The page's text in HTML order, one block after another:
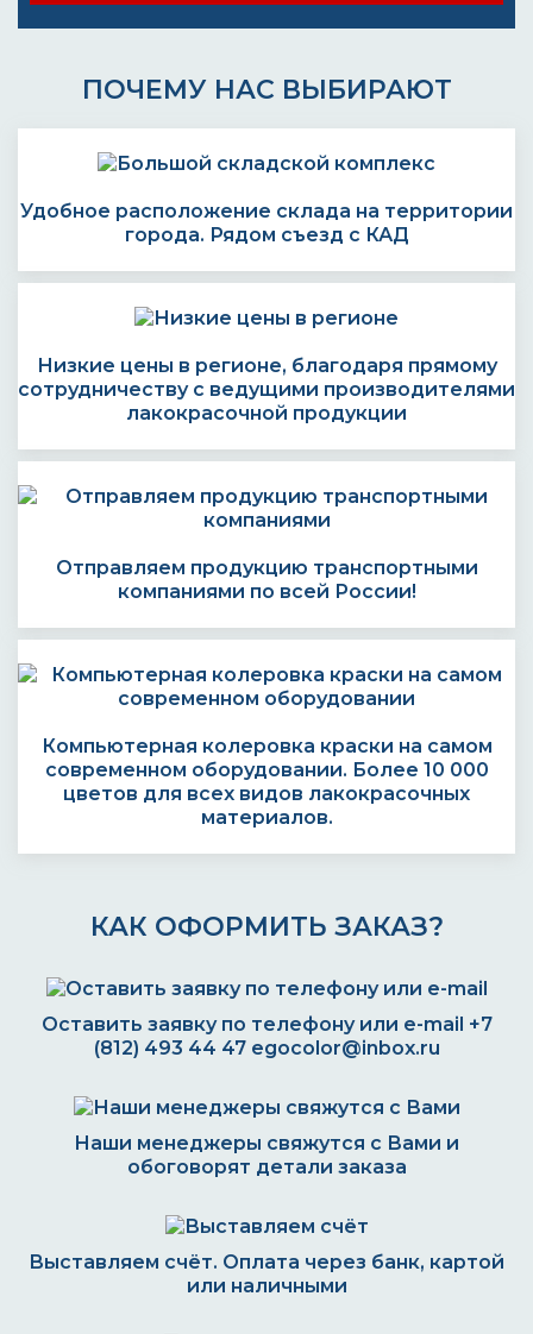
ПОЧЕМУ НАС ВЫБИРАЮТ
Удобное расположение склада на территории
города. Рядом съезд с КАД
Низкие цены в регионе, благодаря прямому
сотрудничеству с ведущими производителями
лакокрасочной продукции
Отправляем продукцию транспортными
компаниями по всей России!
Компьютерная колеровка краски на самом
современном оборудовании. Более 10 000
цветов для всех видов лакокрасочных
материалов.
КАК ОФОРМИТЬ ЗАКАЗ?
Оставить заявку по телефону или e-mail +7
(812) 493 44 47 egocolor@inbox.ru
Наши менеджеры свяжутся с Вами и
обоговорят детали заказа
Выставляем счёт. Оплата через банк, картой
или наличными